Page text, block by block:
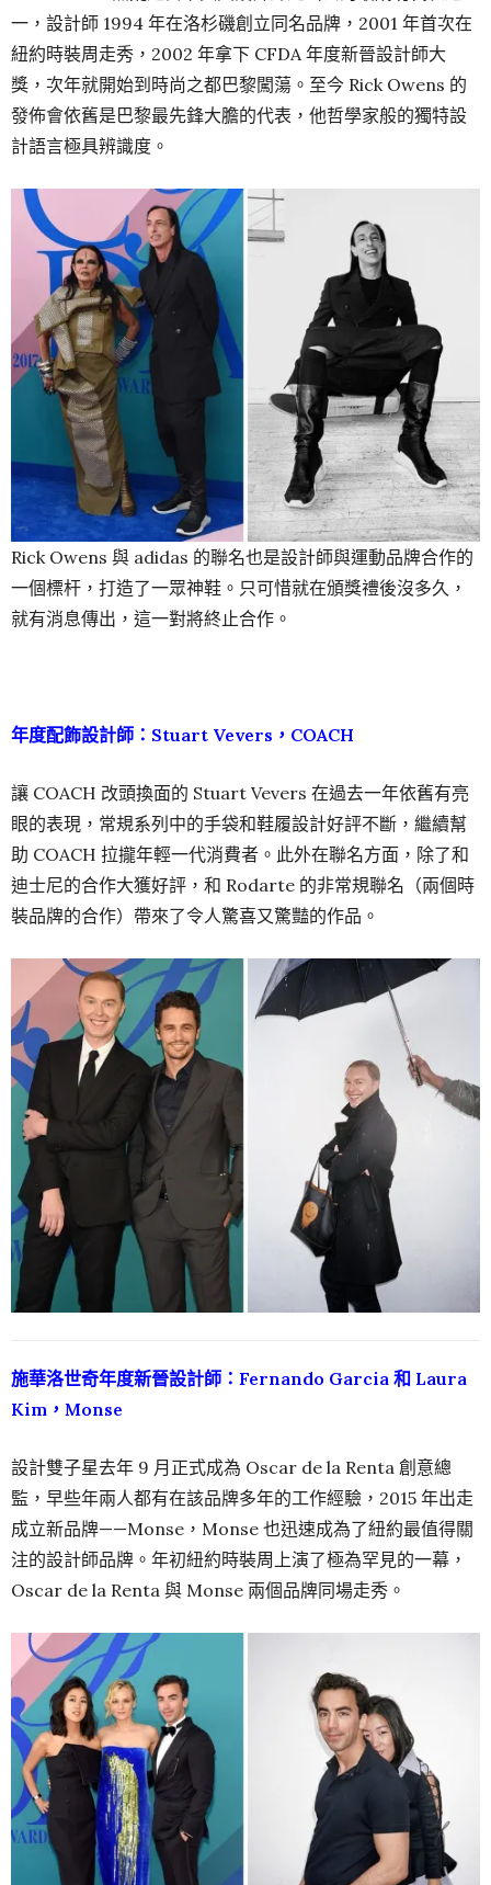
一，設計師 1994 年在洛杉磯創立同名品牌，2001 年首次在
紐約時裝周走秀，2002 年拿下 CFDA 年度新晉設計師大
獎，次年就開始到時尚之都巴黎闖蕩。至今 Rick Owens 的
發佈會依舊是巴黎最先鋒大膽的代表，他哲學家般的獨特設
計語言極具辨識度。
Rick Owens 與 adidas 的聯名也是設計師與運動品牌合作的
一個標杆，打造了一眾神鞋。只可惜就在頒獎禮後沒多久，
就有消息傳出，這一對將終止合作。
年度配飾設計師：Stuart Vevers，COACH
讓 COACH 改頭換面的 Stuart Vevers 在過去一年依舊有亮
眼的表現，常規系列中的手袋和鞋履設計好評不斷，繼續幫
助 COACH 拉攏年輕一代消費者。此外在聯名方面，除了和
迪士尼的合作大獲好評，和 Rodarte 的非常規聯名（兩個時
裝品牌的合作）帶來了令人驚喜又驚豔的作品。
施華洛世奇年度新晉設計師：Fernando Garcia 和 Laura
Kim，Monse
設計雙子星去年 9 月正式成為 Oscar de la Renta 創意總
監，早些年兩人都有在該品牌多年的工作經驗，2015 年出走
成立新品牌——Monse，Monse 也迅速成為了紐約最值得關
注的設計師品牌。年初紐約時裝周上演了極為罕見的一幕，
Oscar de la Renta 與 Monse 兩個品牌同場走秀。